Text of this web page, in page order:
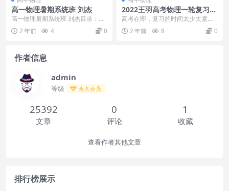
高一物理暑期系统班 刘杰
高一物理暑期系统班 刘杰目录：├
─1.描述运动的基本物理量.mp4├─
2.匀变速...
2 年前 4 0
2022王羽高考物理一轮复习暑
秋联报09大招九：磁场完结
高考在即，复习的时间太少太紧张
了！不要担心2022王羽高考物理一
轮复习暑秋联报0...
2 年前 8 0
作者信息
admin
等级 永久会员
25392
文章
0
评论
1
收藏
查看作者其他文章
排行榜展示